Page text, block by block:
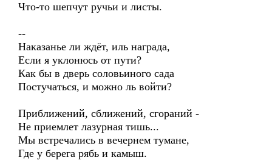
Что-то шепчут ручьи и листы.
--
Наказанье ли ждёт, иль награда,
Если я уклонюсь от пути?
Как бы в дверь соловьиного сада
Постучаться, и можно ль войти?
Приближений, сближений, сгораний -
Не приемлет лазурная тишь...
Мы встречались в вечернем тумане,
Где у берега рябь и камыш.